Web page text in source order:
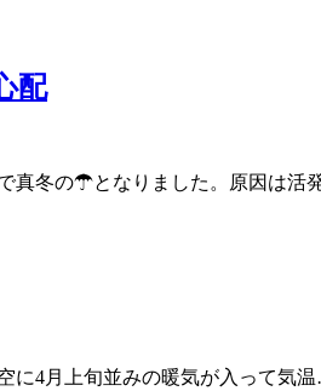
配
真冬の☂となりました。原因は活
に4月上旬並みの暖気が入って気